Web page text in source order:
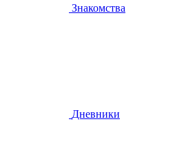
Знакомства
Дневники